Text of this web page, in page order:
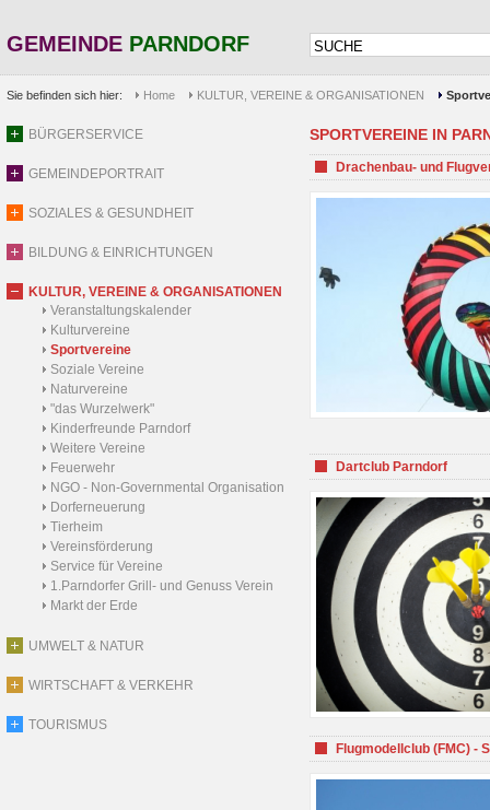
GEMEINDE PARNDORF
Sie befinden sich hier: Home KULTUR, VEREINE & ORGANISATIONEN
BÜRGERSERVICE
GEMEINDEPORTRAIT
SOZIALES & GESUNDHEIT
BILDUNG & EINRICHTUNGEN
KULTUR, VEREINE & ORGANISATIONEN
Veranstaltungskalender
Kulturvereine
Sportvereine
Soziale Vereine
Naturvereine
"das Wurzelwerk"
Kinderfreunde Parndorf
Weitere Vereine
Feuerwehr
NGO - Non-Governmental Organisation
Dorferneuerung
Tierheim
Vereinsförderung
Service für Vereine
1.Parndorfer Grill- und Genuss Verein
Markt der Erde
UMWELT & NATUR
WIRTSCHAFT & VERKEHR
TOURISMUS
SPORTVEREINE IN
Drachenbau- und
Dartclub Parndorf
Flugmodellclub (FMC) -